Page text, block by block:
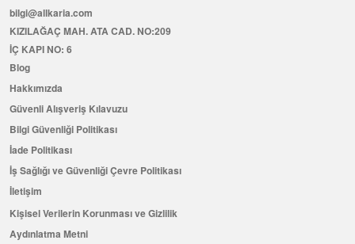
bilgi@allkaria.com
KIZILAĞAÇ MAH. ATA CAD. NO:209
İÇ KAPI NO: 6
Blog
Hakkımızda
Güvenli Alışveriş Kılavuzu
Bilgi Güvenliği Politikası
İade Politikası
İş Sağlığı ve Güvenliği Çevre Politikası
İletişim
Kişisel Verilerin Korunması ve Gizlilik
Aydınlatma Metni